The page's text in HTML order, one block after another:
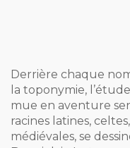
Derrière chaque
la toponymie,
mue en aventure
racines latines,
médiévales, se